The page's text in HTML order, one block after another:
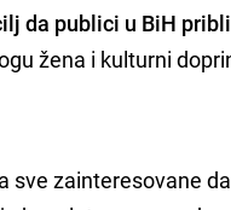
da publici u BiH
žena i kulturni
sve zainteresovane